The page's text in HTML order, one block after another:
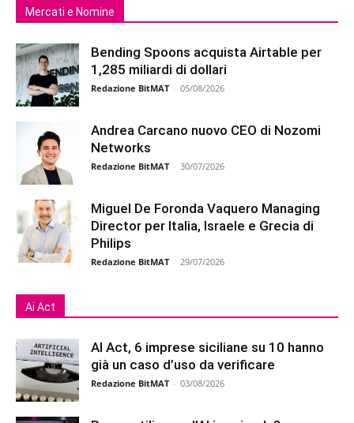
Mercati e Nomine
Bending Spoons acquista Airtable per
1,285 miliardi di dollari
Redazione BitMAT - 05/08/2026
Andrea Carcano nuovo CEO di Nozomi
Networks
Redazione BitMAT - 30/07/2026
Miguel De Foronda Vaquero Managing
Director per Italia, Israele e Grecia di
Philips
Redazione BitMAT - 29/07/2026
Ai Act
AI Act, 6 imprese siciliane su 10 hanno
già un caso d’uso da verificare
Redazione BitMAT - 03/08/2026